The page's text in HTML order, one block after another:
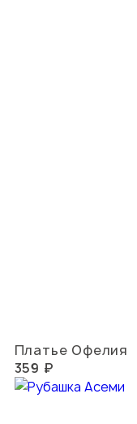
Платье Офелия
359 ₽